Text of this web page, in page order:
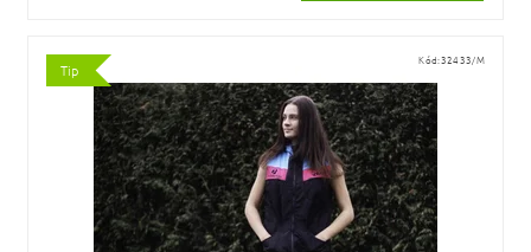
Tip
Kód:32433/M